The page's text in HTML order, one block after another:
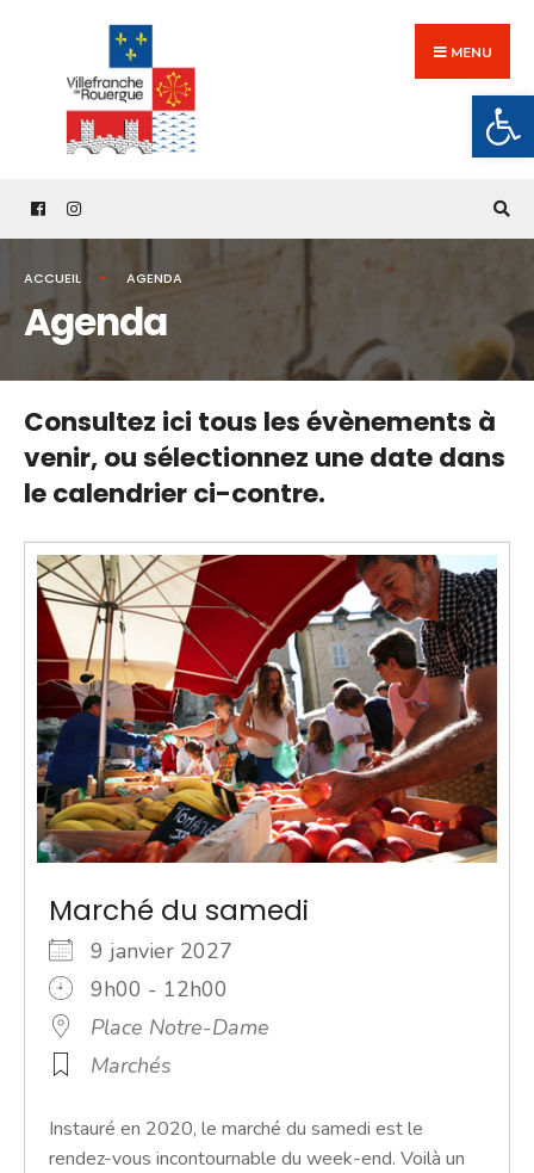
content
MENU
ACCUEIL AGENDA
Agenda
Consultez ici tous les évènements à
venir,ou sélectionnez une date dans
le calendrier ci-contre.
Marché du samedi
9 janvier 2027
9h00 - 12h00
Place Notre-Dame
Marchés
Instauré en 2020, le marché du samedi est le
rendez-vous incontournable du week-end. Voilà un